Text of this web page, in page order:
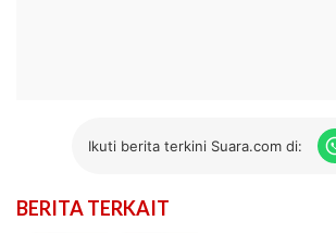
Ikuti berita terkini Suara.com di:
BERITA TERKAIT